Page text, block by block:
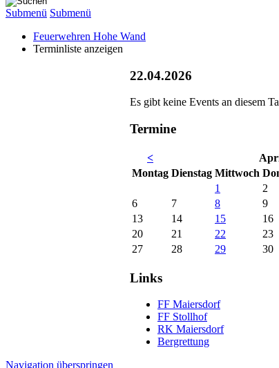
Submenü Submenü
Feuerwehren Hohe Wand
Terminliste anzeigen
22.04.2026
Es gibt keine Events an diesem
Termine
<
Montag Dienstag Mittwoch Do
1
2
6
7 8 9
13
14 15 16
20
21 22 23
27
28 29 30
Links
FF Maiersdorf
FF Stollhof
RK Maiersdorf
Bergrettung
Navigation überspringen